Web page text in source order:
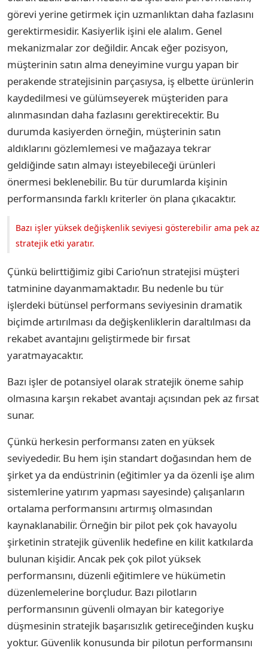
görevi yerine getirmek için uzmanlıktan daha fazlasını
gerektirmesidir. Kasiyerlik işini ele alalım. Genel
mekanizmalar zor değildir. Ancak eğer pozisyon,
müşterinin satın alma deneyimine vurgu yapan bir
perakende stratejisinin parçasıysa, iş elbette ürünlerin
kaydedilmesi ve gülümseyerek müşteriden para
alınmasından daha fazlasını gerektirecektir. Bu
durumda kasiyerden örneğin, müşterinin satın
aldıklarını gözlemlemesi ve mağazaya tekrar
geldiğinde satın almayı isteyebileceği ürünleri
önermesi beklenebilir. Bu tür durumlarda kişinin
performansında farklı kriterler ön plana çıkacaktır.
Bazı işler yüksek değişkenlik seviyesi gösterebilir ama pek az
stratejik etki yaratır.
Çünkü belirttiğimiz gibi Cario’nun stratejisi müşteri
tatminine dayanmamaktadır. Bu nedenle bu tür
işlerdeki bütünsel performans seviyesinin dramatik
biçimde artırılması da değişkenliklerin daraltılması da
rekabet avantajını geliştirmede bir fırsat
yaratmayacaktır.
Bazı işler de potansiyel olarak stratejik öneme sahip
olmasına karşın rekabet avantajı açısından pek az fırsat
sunar.
Çünkü herkesin performansı zaten en yüksek
seviyededir. Bu hem işin standart doğasından hem de
şirket ya da endüstrinin (eğitimler ya da özenli işe alım
sistemlerine yatırım yapması sayesinde) çalışanların
ortalama performansını artırmış olmasından
kaynaklanabilir. Örneğin bir pilot pek çok havayolu
şirketinin stratejik güvenlik hedefine en kilit katkılarda
bulunan kişidir. Ancak pek çok pilot yüksek
performansını, düzenli eğitimlere ve hükümetin
düzenlemelerine borçludur. Bazı pilotların
performansının güvenli olmayan bir kategoriye
düşmesinin stratejik başarısızlık getireceğinden kuşku
yoktur. Güvenlik konusunda bir pilotun performansını